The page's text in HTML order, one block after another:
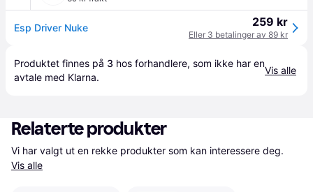
Esp Driver Nuke 259 kr
Eller 3 betalinger av 89 kr
Produktet finnes på 3 hos forhandlere, som ikke har en
avtale med Klarna.
Vis alle
Relaterte produkter
Vis alle